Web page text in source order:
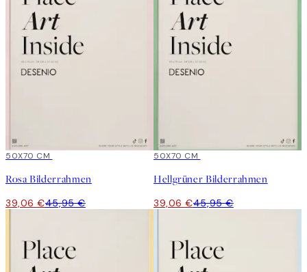
15%*
50X70 CM
Rosa Bilderrahmen
39,06 €45,95 €
15%*
50X70 CM
Hellgrüner Bilderrahmen
39,06 €45,95 €